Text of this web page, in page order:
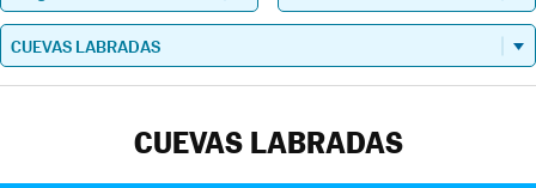
CUEVAS LABRADAS